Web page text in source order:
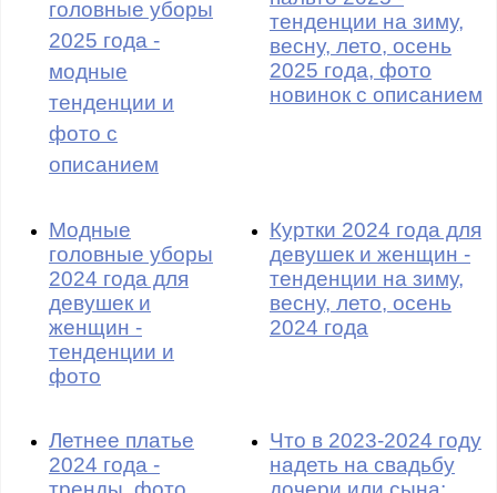
головные уборы
2025 года -
модные
тенденции и
фото с
описанием
тенденции на зиму,
весну, лето, осень
2025 года, фото
новинок с описанием
Модные
головные уборы
2024 года для
девушек и
женщин -
тенденции и
фото
Куртки 2024 года для
девушек и женщин -
тенденции на зиму,
весну, лето, осень
2024 года
Летнее платье
2024 года -
Что в 2023-2024 году
надеть на свадьбу